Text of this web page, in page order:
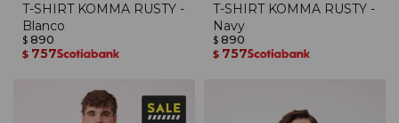
T-SHIRT KOMMA RUSTY -
Blanco
$ 890
$ 757
T-SHIRT KOMMA RUSTY -
Navy
$ 890
$ 757